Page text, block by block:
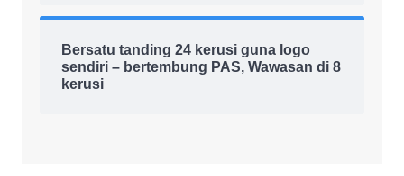
Bersatu tanding 24 kerusi guna logo
sendiri – bertembung PAS, Wawasan di 8
kerusi